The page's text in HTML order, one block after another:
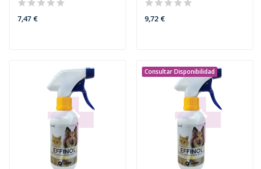
7,47 € 9,72 €
Consultar Disponibilidad